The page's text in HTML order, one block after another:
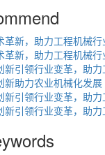
革新，助力工程机械
革新，助力工程机械
新引领行业变革，助
新助力农业机械化发展
新引领行业变革，助
新引领行业变革，助